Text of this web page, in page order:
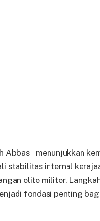
Abbas I menunjukkan
stabilitas internal
elite militer.
fondasi penting